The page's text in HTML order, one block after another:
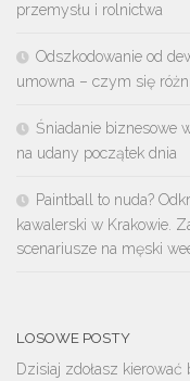
przemysłu i rolnictwa
Odszkodowanie od
umowna – czym się
Śniadanie biznesowe
na udany początek dnia
Paintball to nuda?
kawalerski w Krakowie.
scenariusze na męski
LOSOWE POSTY
Dzisiaj zdołasz